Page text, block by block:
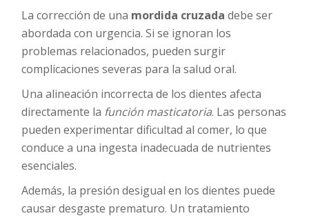
La corrección de una mordida cruzada debe ser
abordada con urgencia. Si se ignoran los
problemas relacionados, pueden surgir
complicaciones severas para la salud oral.
Una alineación incorrecta de los dientes afecta
directamente la función masticatoria. Las personas
pueden experimentar dificultad al comer, lo que
conduce a una ingesta inadecuada de nutrientes
esenciales.
Además, la presión desigual en los dientes puede
causar desgaste prematuro. Un tratamiento